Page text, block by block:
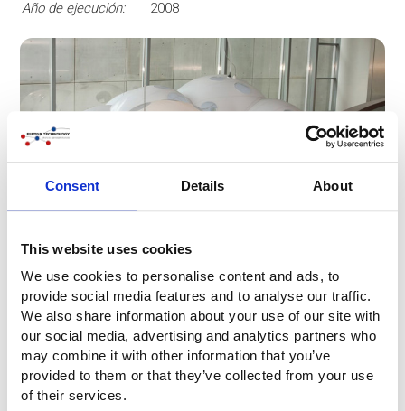
Consent Details About
This website uses cookies
We use cookies to personalise content and ads, to
provide social media features and to analyse our traffic.
We also share information about your use of our site with
our social media, advertising and analytics partners who
may combine it with other information that you’ve
provided to them or that they’ve collected from your use
of their services.
Año de ejecución: 2008